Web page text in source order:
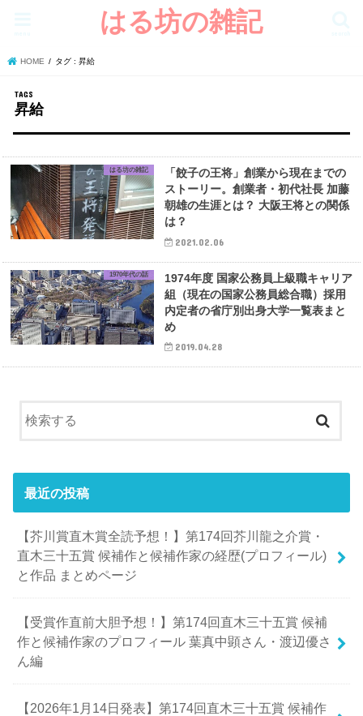
はる坊の雑記
HOME タグ : 昇給
昇給
はる坊の雑記
「餃子の王将」創業から現在までの
ストーリー。創業者・初代社長 加藤
朝雄の生涯とは？ 大阪王将との関係
は？
2021.02.06
1970年代の話
1974年度 国家公務員上級職キャリア
組（現在の国家公務員総合職）採用
内定者の省庁別出身大学一覧表まと
め
2019.04.28
最近の投稿
【芥川賞直木賞全読予想！】第174回芥川龍之介賞・
直木三十五賞 候補作と候補作家の経歴(プロフィール)
と作品 まとめページ
【受賞作直前大胆予想！】第174回直木三十五賞 候補
作と候補作家のプロフィール 葉真中顕さん・渡辺優さ
ん編
【2026年1月14日発表】第174回直木三十五賞 候補作